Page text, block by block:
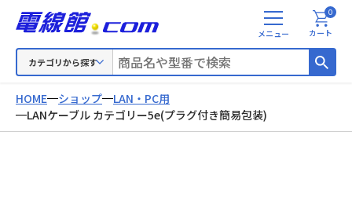
カテゴリから探す
メ
ニ
カート
0
HOME ショップ
LAN・PC用
LANケーブル カテゴリー5e(プラグ付き簡易包装)